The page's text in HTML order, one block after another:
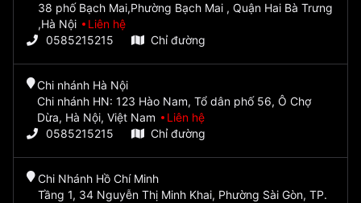
38 phố Bạch Mai,Phường Bạch Mai , Quận Hai Bà Trưng
,Hà Nội
Liên hệ
0585215215
Chỉ đường
Chi nhánh Hà Nội
Chi nhánh HN: 123 Hào Nam, Tổ dân phố 56, Ô Chợ
Dừa, Hà Nội, Việt Nam
Liên hệ
0585215215
Chỉ đường
Chi Nhánh Hồ Chí Minh
Tầng 1, 34 Nguyễn Thị Minh Khai, Phường Sài Gòn, TP.